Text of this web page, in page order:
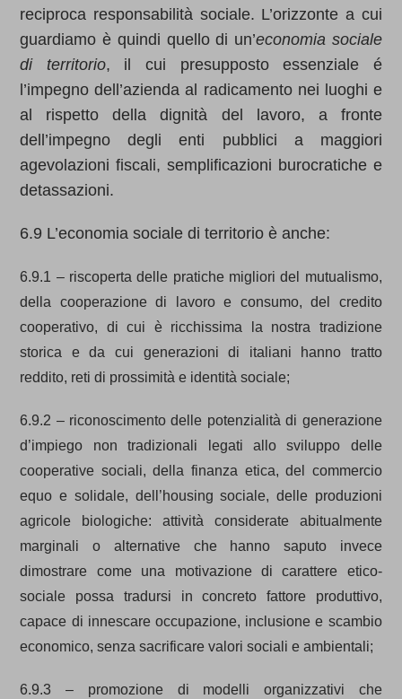
reciproca responsabilità sociale. L’orizzonte a cui
guardiamo è quindi quello di un’economia sociale
di territorio, il cui presupposto essenziale é
l’impegno dell’azienda al radicamento nei luoghi e
al rispetto della dignità del lavoro, a fronte
dell’impegno degli enti pubblici a maggiori
agevolazioni fiscali, semplificazioni burocratiche e
detassazioni.
6.9 L’economia sociale di territorio è anche:
6.9.1 – riscoperta delle pratiche migliori del mutualismo,
della cooperazione di lavoro e consumo, del credito
cooperativo, di cui è ricchissima la nostra tradizione
storica e da cui generazioni di italiani hanno tratto
reddito, reti di prossimità e identità sociale;
6.9.2 – riconoscimento delle potenzialità di generazione
d’impiego non tradizionali legati allo sviluppo delle
cooperative sociali, della finanza etica, del commercio
equo e solidale, dell’housing sociale, delle produzioni
agricole biologiche: attività considerate abitualmente
marginali o alternative che hanno saputo invece
dimostrare come una motivazione di carattere etico-
sociale possa tradursi in concreto fattore produttivo,
capace di innescare occupazione, inclusione e scambio
economico, senza sacrificare valori sociali e ambientali;
6.9.3 – promozione di modelli organizzativi che